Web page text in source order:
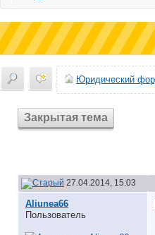
Юридический
Закрытая тема
27.04.2014, 15:03
Aliunea66
Пользователь